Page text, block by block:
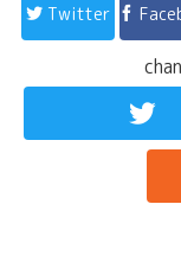
Twitter